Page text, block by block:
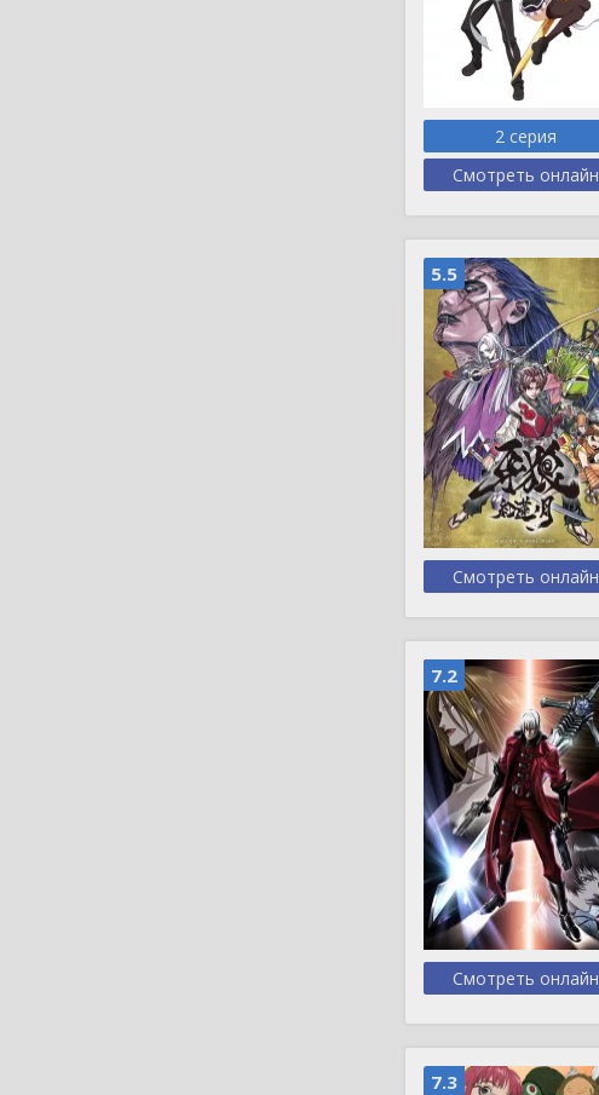
2 серия
Смотреть онлайн
5.5
Смотреть онлайн
7.2
Смотреть онлайн
7.3